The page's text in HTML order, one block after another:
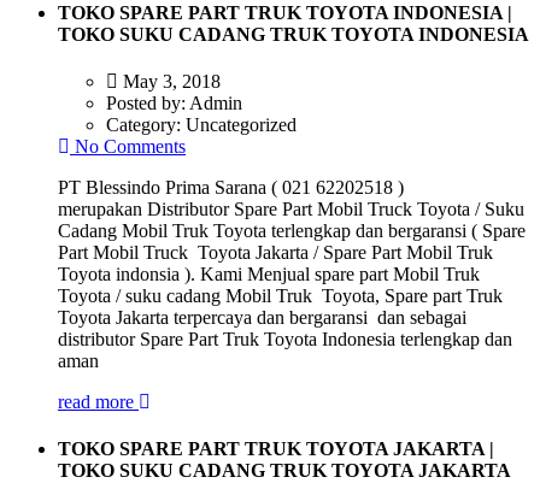
TOKO SPARE PART TRUK TOYOTA INDONESIA |
TOKO SUKU CADANG TRUK TOYOTA INDONESIA
May 3, 2018
Posted by: Admin
Category: Uncategorized
No Comments
PT Blessindo Prima Sarana ( 021 62202518 )
merupakan Distributor Spare Part Mobil Truck Toyota / Suku
Cadang Mobil Truk Toyota terlengkap dan bergaransi ( Spare
Part Mobil Truck Toyota Jakarta / Spare Part Mobil Truk
Toyota indonsia ). Kami Menjual spare part Mobil Truk
Toyota / suku cadang Mobil Truk Toyota, Spare part Truk
Toyota Jakarta terpercaya dan bergaransi dan sebagai
distributor Spare Part Truk Toyota Indonesia terlengkap dan
aman
read more
TOKO SPARE PART TRUK TOYOTA JAKARTA |
TOKO SUKU CADANG TRUK TOYOTA JAKARTA